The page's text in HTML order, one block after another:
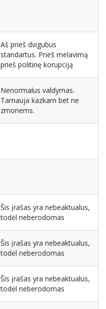
Aš prieš dvigubus
standartus. Prieš melavimą
prieš politinę korupciją
Nenormalus valdymas.
Tarnauja kazkam bet ne
zmonems.
Šis įrašas yra nebeaktualus,
todėl neberodomas
Šis įrašas yra nebeaktualus,
todėl neberodomas
Šis įrašas yra nebeaktualus,
todėl neberodomas